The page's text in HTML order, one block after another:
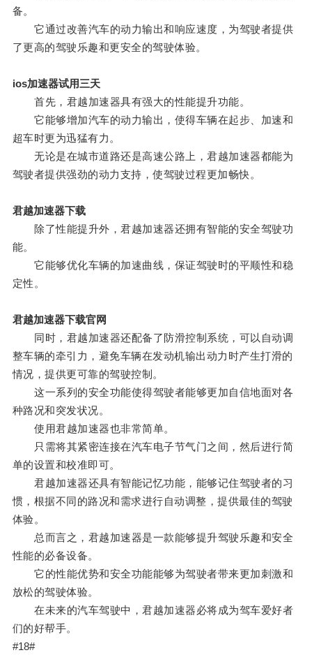
备。
它通过改善汽车的动力输出和响应速度，为驾驶者提供
了更高的驾驶乐趣和更安全的驾驶体验。
ios加速器试用三天
首先，君越加速器具有强大的性能提升功能。
它能够增加汽车的动力输出，使得车辆在起步、加速和
超车时更为迅猛有力。
无论是在城市道路还是高速公路上，君越加速器都能为
驾驶者提供强劲的动力支持，使驾驶过程更加畅快。
君越加速器下载
除了性能提升外，君越加速器还拥有智能的安全驾驶功
能。
它能够优化车辆的加速曲线，保证驾驶时的平顺性和稳
定性。
君越加速器下载官网
同时，君越加速器还配备了防滑控制系统，可以自动调
整车辆的牵引力，避免车辆在发动机输出动力时产生打滑的
情况，提供更可靠的驾驶控制。
这一系列的安全功能使得驾驶者能够更加自信地面对各
种路况和突发状况。
使用君越加速器也非常简单。
只需将其紧密连接在汽车电子节气门之间，然后进行简
单的设置和校准即可。
君越加速器还具有智能记忆功能，能够记住驾驶者的习
惯，根据不同的路况和需求进行自动调整，提供最佳的驾驶
体验。
总而言之，君越加速器是一款能够提升驾驶乐趣和安全
性能的必备设备。
它的性能优势和安全功能能够为驾驶者带来更加刺激和
放松的驾驶体验。
在未来的汽车驾驶中，君越加速器必将成为驾车爱好者
们的好帮手。
#18#